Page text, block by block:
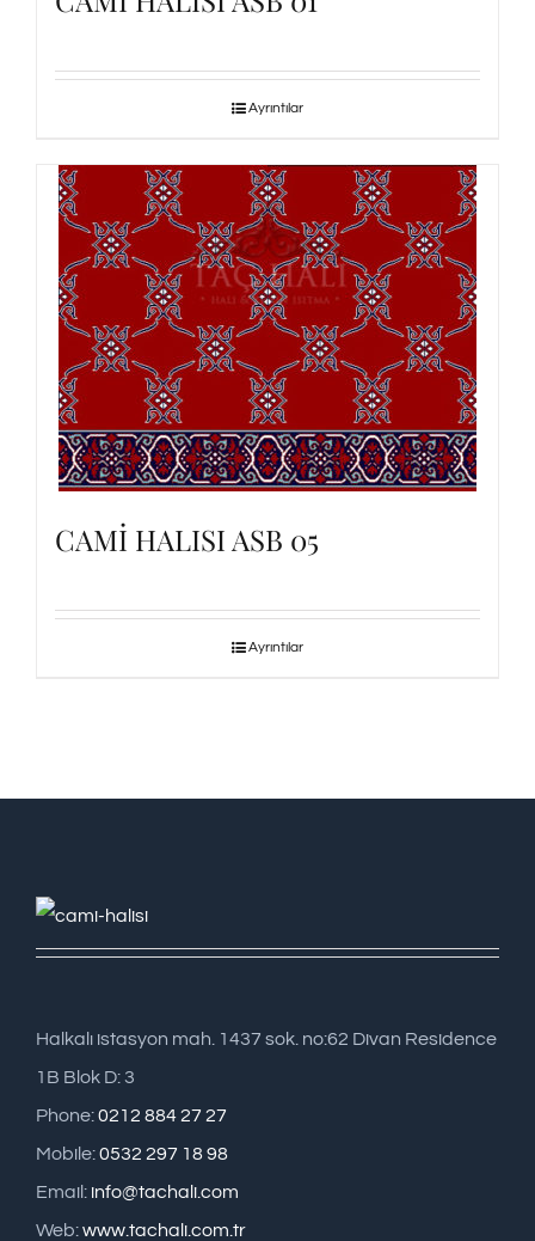
Ayrıntılar
CAMİ HALISI ASB 05
Ayrıntılar
Halkalı istasyon mah. 1437 sok. no:62 Divan Residence
1B Blok D: 3
Phone:0212 884 27 27
Mobile:0532 297 18 98
Email: info@tachali.com
Web:www.tachali.com.tr